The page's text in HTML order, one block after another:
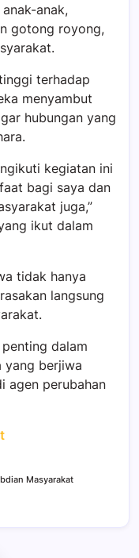
anak,
gotong royong,
terhadap
menyambut
hubungan yang
kegiatan ini
bagi saya dan
juga,”
ikut dalam
tidak hanya
langsung
dalam
yang berjiwa
agen perubahan
Masyarakat